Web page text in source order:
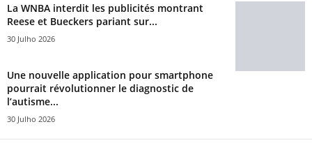
La WNBA interdit les publicités montrant
Reese et Bueckers pariant sur...
30 Julho 2026
Une nouvelle application pour smartphone
pourrait révolutionner le diagnostic de
l’autisme...
30 Julho 2026